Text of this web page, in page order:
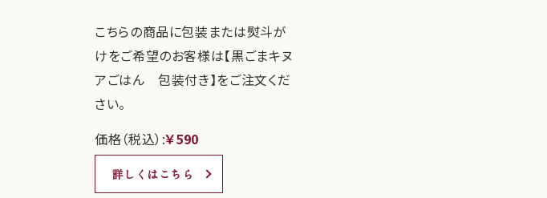
こちらの商品に包装または熨斗が
けをご希望のお客様は【黒ごまキヌ
アごはん 包装付き】をご注文くだ
さい。
価格（税込）:￥590
詳しくはこちら